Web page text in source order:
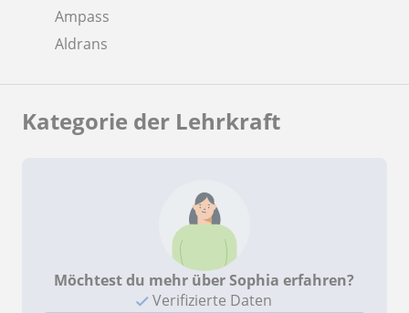
Ampass
Aldrans
Kategorie der Lehrkraft
Möchtest du mehr über Sophia erfahren?
Verifizierte Daten